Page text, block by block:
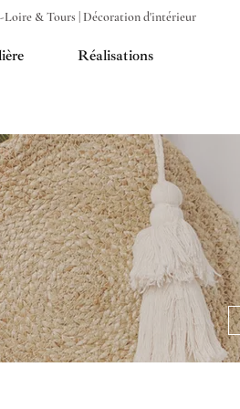
& Tours | Décoration d'intérieur
Réalisations